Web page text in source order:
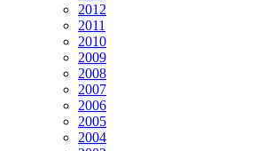
2012
2011
2010
2009
2008
2007
2006
2005
2004